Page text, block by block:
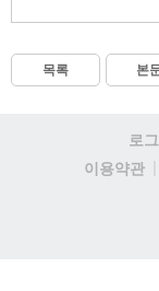
목록 본
로
이용약관